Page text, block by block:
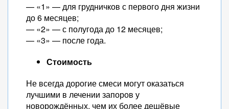
— «1» — для грудничков с первого дня жизни
до 6 месяцев;
— «2» — с полугода до 12 месяцев;
— «3» — после года.
Стоимость
Не всегда дорогие смеси могут оказаться
лучшими в лечении запоров у
новорождённых, чем их более дешёвые